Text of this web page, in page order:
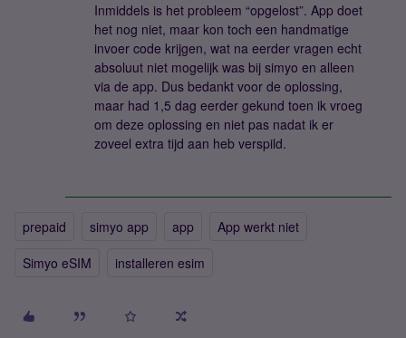
Inmiddels is het probleem “opgelost”. App doet
het nog niet, maar kon toch een handmatige
invoer code krijgen, wat na eerder vragen echt
absoluut niet mogelijk was bij simyo en alleen
via de app. Dus bedankt voor de oplossing,
maar had 1,5 dag eerder gekund toen ik vroeg
om deze oplossing en niet pas nadat ik er
zoveel extra tijd aan heb verspild.
prepaid simyo app app
App werkt niet
Simyo eSIM
installeren esim